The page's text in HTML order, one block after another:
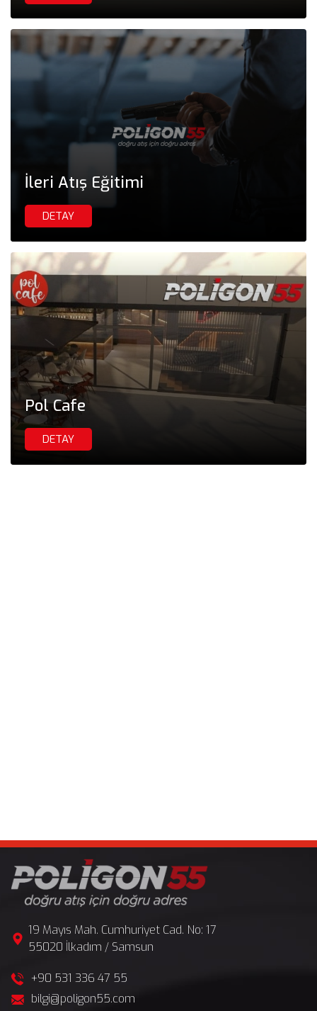
İleri Atış Eğitimi
DETAY
Pol Cafe
DETAY
19 Mayıs Mah. Cumhuriyet Cad. No: 17
55020 İlkadım / Samsun
+90 531 336 47 55
bilgi@poligon55.com